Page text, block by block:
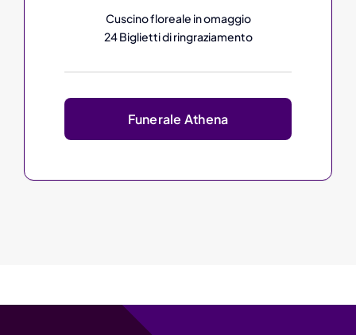
Cuscino floreale in omaggio
24 Biglietti di ringraziamento
Funerale Athena